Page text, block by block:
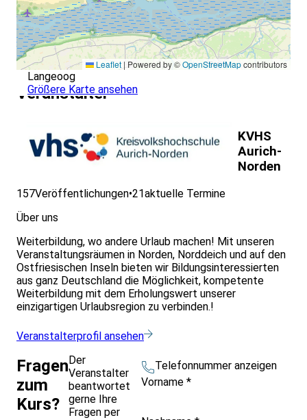
Leaflet | Powered by ©OpenStreetMapcontributors
Langeoog
Größere Karte ansehen
Veranstalter
KVHS
Aurich-
Norden
157Veröffentlichungen•21aktuelle Termine
Über uns
Weiterbildung, wo andere Urlaub machen! Mit unseren
Veranstaltungsräumen in Norden, Norddeich und auf den
Ostfriesischen Inseln bieten wir Bildungsinteressierten
aus ganz Deutschland die Möglichkeit, kompetente
Weiterbildung mit dem Erholungswert unserer
einzigartigen Urlaubsregion zu verbinden.!
Veranstalterprofil ansehen
Fragen
zum
Kurs?
Der
Veranstalter
beantwortet
gerne Ihre
Fragen per
Telefonnummer anzeigen
Vorname *